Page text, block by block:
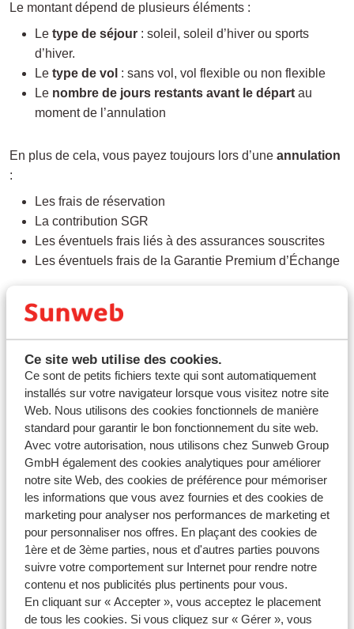
Ce site web utilise des cookies.
Ce sont de petits fichiers texte qui sont automatiquement
installés sur votre navigateur lorsque vous visitez notre site
Web. Nous utilisons des cookies fonctionnels de manière
standard pour garantir le bon fonctionnement du site web.
Avec votre autorisation, nous utilisons chez Sunweb Group
GmbH également des cookies analytiques pour améliorer
notre site Web, des cookies de préférence pour mémoriser
les informations que vous avez fournies et des cookies de
marketing pour analyser nos performances de marketing et
pour personnaliser nos offres. En plaçant des cookies de
1ère et de 3ème parties, nous et d'autres parties pouvons
suivre votre comportement sur Internet pour rendre notre
contenu et nos publicités plus pertinents pour vous.
En cliquant sur « Accepter », vous acceptez le placement
de tous les cookies. Si vous cliquez sur « Gérer », vous
Le montant dépend de plusieurs éléments :
Le type de séjour : soleil, soleil d’hiver ou sports
d’hiver.
Le type de vol : sans vol, vol flexible ou non flexible
Le nombre de jours restants avant le départ au
moment de l’annulation
En plus de cela, vous payez toujours lors d’une annulation
:
Les frais de réservation
La contribution SGR
Les éventuels frais liés à des assurances souscrites
Les éventuels frais de la Garantie Premium d’Échange
1. Vacances au soleil, soleil d’hiver et vacances au ski
Type de vol : sans vol ou vol flexible
Nombre de jours avant le
départ
Frais d’annulation
Jusqu’à 57 jours inclus
30 % du prix du voyage
De 56 à 21 jours
60 % du prix du voyage
De 20 à 7 jours
80 % du prix du voyage
6 jours ou moins
100 % du prix du voyage
2. Vacances au soleil, soleil d’hiver et vacances au ski
Type de vol : vol non flexible
Nombre de jours avant le
départ
Frais d’annulation